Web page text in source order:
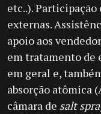
etc..).
externas.
apoio aos
em tratamento de
em geral e,
absorção atômica
câmara de salt